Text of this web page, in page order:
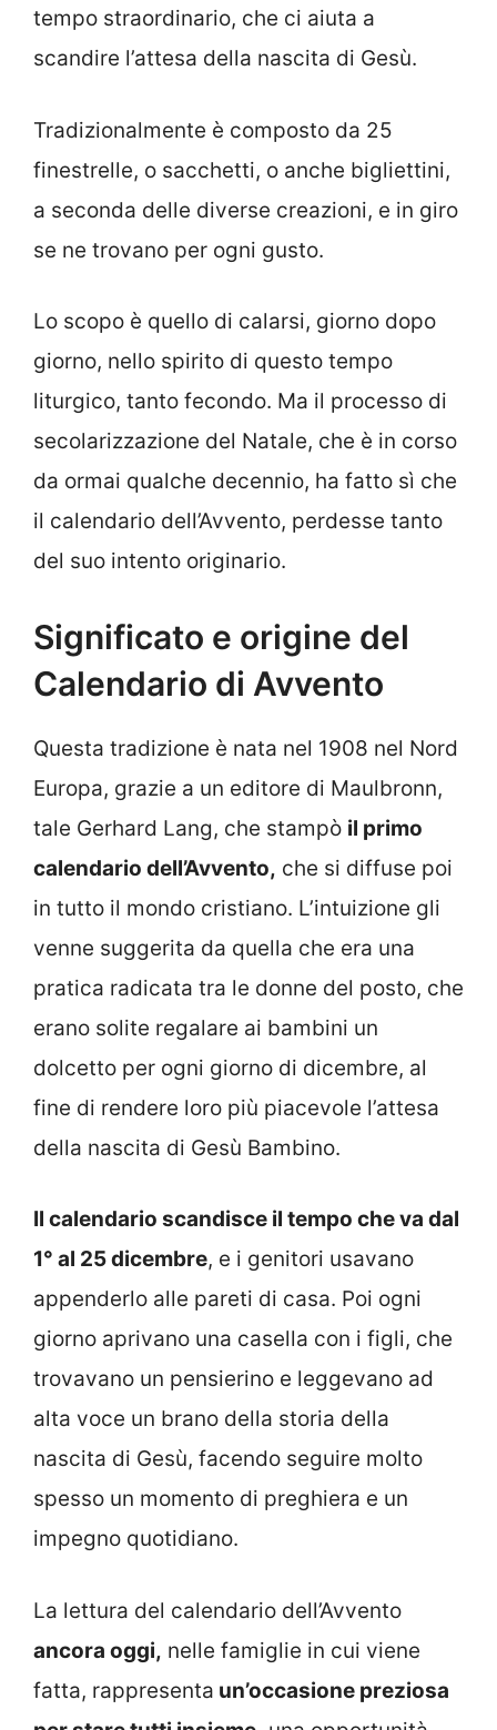
tempo straordinario, che ci aiuta a
scandire l’attesa della nascita di Gesù.
Tradizionalmente è composto da 25
finestrelle, o sacchetti, o anche bigliettini,
a seconda delle diverse creazioni, e in giro
se ne trovano per ogni gusto.
Lo scopo è quello di calarsi, giorno dopo
giorno, nello spirito di questo tempo
liturgico, tanto fecondo. Ma il processo di
secolarizzazione del Natale, che è in corso
da ormai qualche decennio, ha fatto sì che
il calendario dell’Avvento, perdesse tanto
del suo intento originario.
Significato e origine del
Calendario di Avvento
Questa tradizione è nata nel 1908 nel Nord
Europa, grazie a un editore di Maulbronn,
tale Gerhard Lang, che stampò il primo
calendario dell’Avvento, che si diffuse poi
in tutto il mondo cristiano. L’intuizione gli
venne suggerita da quella che era una
pratica radicata tra le donne del posto, che
erano solite regalare ai bambini un
dolcetto per ogni giorno di dicembre, al
fine di rendere loro più piacevole l’attesa
della nascita di Gesù Bambino.
Il calendario scandisce il tempo che va dal
1° al 25 dicembre, e i genitori usavano
appenderlo alle pareti di casa. Poi ogni
giorno aprivano una casella con i figli, che
trovavano un pensierino e leggevano ad
alta voce un brano della storia della
nascita di Gesù, facendo seguire molto
spesso un momento di preghiera e un
impegno quotidiano.
La lettura del calendario dell’Avvento
ancora oggi, nelle famiglie in cui viene
fatta, rappresenta un’occasione preziosa